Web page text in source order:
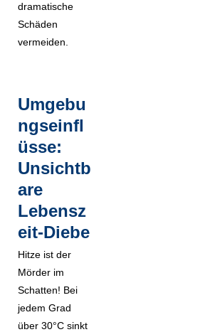
dramatische
Schäden
vermeiden.
Umgebu
ngseinfl
üsse:
Unsichtb
are
Lebensz
eit-Diebe
Hitze ist der
Mörder im
Schatten! Bei
jedem Grad
über 30°C sinkt